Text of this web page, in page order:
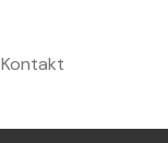
Kontakt